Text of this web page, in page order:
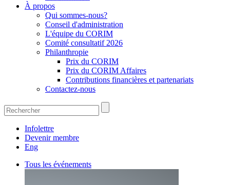
À propos
Qui sommes-nous?
Conseil d'administration
L'équipe du CORIM
Comité consultatif 2026
Philanthropie
Prix du CORIM
Prix du CORIM Affaires
Contributions financières et partenariats
Contactez-nous
Infolettre
Devenir membre
Eng
Tous les événements